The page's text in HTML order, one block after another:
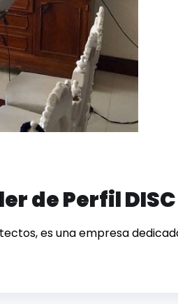
de Perfil DISC
es una empresa